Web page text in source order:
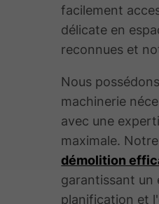
facilement
délicate en
reconnues et
Nous
machinerie
avec une
maximale.
démolition
garantissant un
planification et